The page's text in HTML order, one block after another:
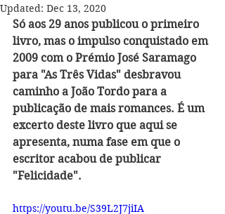
Updated: Dec 13, 2020
Só aos 29 anos publicou o primeiro
livro, mas o impulso conquistado em
2009 com o Prémio José Saramago
para "As Três Vidas" desbravou
caminho a João Tordo para a
publicação de mais romances. É um
excerto deste livro que aqui se
apresenta, numa fase em que o
escritor acabou de publicar
"Felicidade".
https://youtu.be/S39L2J7jiIA